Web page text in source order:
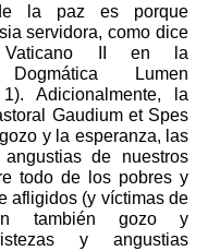
la paz es porque
servidora, como dice
II en la
Dogmática Lumen
Adicionalmente, la
Gaudium et Spes
y la esperanza, las
de nuestros
todo de los pobres y
afligidos (y víctimas de
también gozo y
y angustias